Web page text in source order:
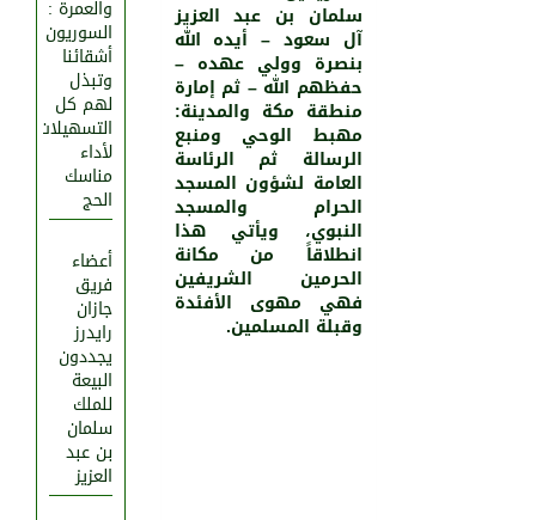
والعمرة :
السوريون
أشقائنا
وتبذل
لهم كل
التسهيلات
لأداء
مناسك
الحج
أعضاء
فريق
جازان
رايدرز
يجددون
البيعة
للملك
سلمان
بن عبد
العزيز
سلمان بن عبد العزيز
آل سعود – أيده الله
بنصرة وولي عهده –
حفظهم الله – ثم إمارة
منطقة مكة والمدينة:
مهبط الوحي ومنبع
الرسالة ثم الرئاسة
العامة لشؤون المسجد
الحرام والمسجد
النبوي، ويأتي هذا
انطلاقاً من مكانة
الحرمين الشريفين
فهي مهوى الأفئدة
وقبلة المسلمين.